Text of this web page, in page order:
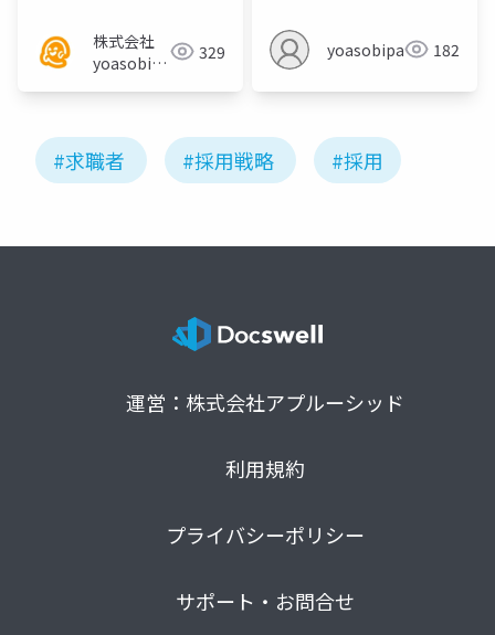
株式会社
yoasobi／
329 yoasobipartner182
#求職者 #採用戦略 #採用
運営：株式会社アプルーシッド
利用規約
プライバシーポリシー
サポート・お問合せ